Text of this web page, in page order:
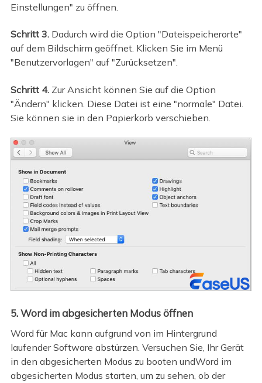
Einstellungen" zu öffnen.
Schritt 3. Dadurch wird die Option "Dateispeicherorte"
auf dem Bildschirm geöffnet. Klicken Sie im Menü
"Benutzervorlagen" auf "Zurücksetzen".
Schritt 4. Zur Ansicht können Sie auf die Option
"Ändern" klicken. Diese Datei ist eine "normale" Datei.
Sie können sie in den Papierkorb verschieben.
5. Word im abgesicherten Modus öffnen
Word für Mac kann aufgrund von im Hintergrund
laufender Software abstürzen. Versuchen Sie, Ihr Gerät
in den abgesicherten Modus zu booten undWord im
abgesicherten Modus starten, um zu sehen, ob der